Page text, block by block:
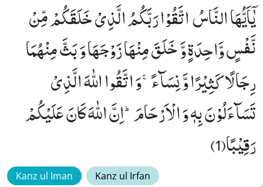
یٰۤاَیُّهَا النَّاسُ اتَّقُوْا رَبَّكُمُ الَّذِیْ خَلَقَكُمْ مِّنْ
نَّفْسٍ وَّاحِدَةٍ وَّ خَلَقَ مِنْهَا زَوْجَهَا وَ بَثَّ مِنْهُمَا
رِجَالًا كَثِیْرًا وَّ نِسَآءًۚ-وَ اتَّقُوا اللّٰهَ الَّذِیْ
تَسَآءَلُوْنَ بِهٖ وَ الْاَرْحَامَؕ-اِنَّ اللّٰهَ كَانَ عَلَیْكُمْ
رَقِیْبًا(1)
Kanz ul Iman Kanz ul Irfan